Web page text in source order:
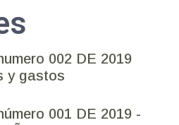
002 DE 2019
y gastos
001 DE 2019 -